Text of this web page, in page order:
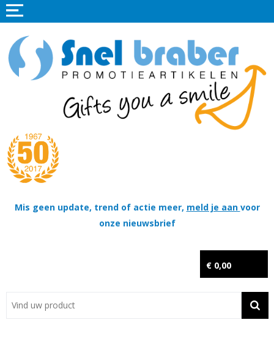
Mis geen update, trend of actie meer, meld je aan voor
onze nieuwsbrief
€ 0,00
Home
Promotieartikelen
Tassen
Thema's
Contact